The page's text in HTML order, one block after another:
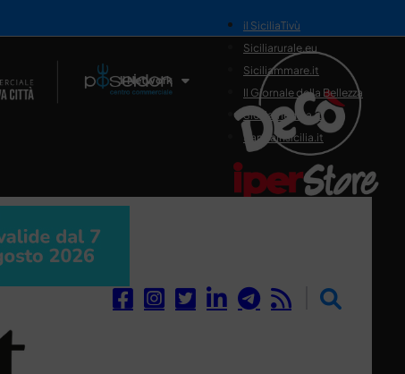
Il Network
il SiciliaTivù
Siciliarurale.eu
Siciliammare.it
Il Giornale della Bellezza
Siciliamedica.it
Sanitainsicilia.it